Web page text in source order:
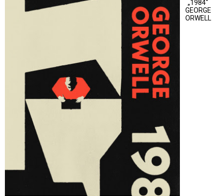
„1984"
GEORGE
ORWELL